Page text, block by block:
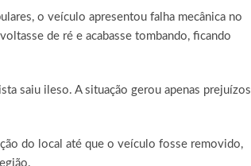
o veículo apresentou falha mecânica no
de ré e acabasse tombando, ficando
saiu ileso. A situação gerou apenas prejuízos
do local até que o veículo fosse removido,